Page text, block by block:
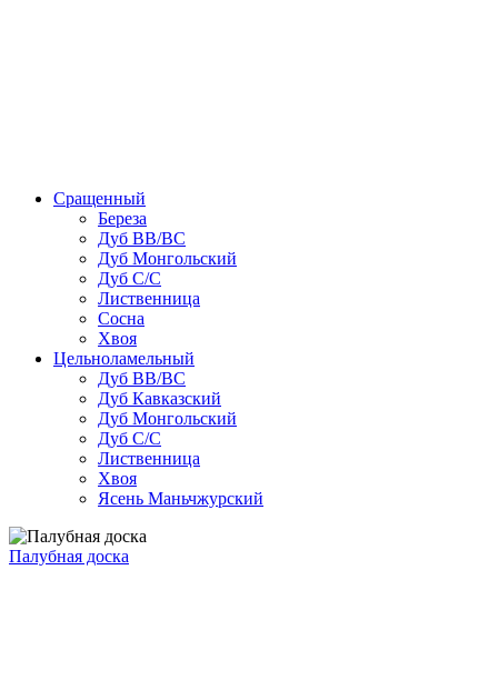
Сращенный
Береза
Дуб ВВ/ВС
Дуб Монгольский
Дуб С/С
Лиственница
Сосна
Хвоя
Цельноламельный
Дуб ВВ/ВС
Дуб Кавказский
Дуб Монгольский
Дуб С/С
Лиственница
Хвоя
Ясень Маньчжурский
Палубная доска